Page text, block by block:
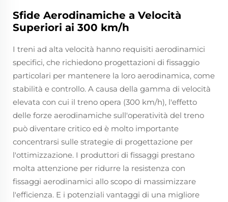
Sfide Aerodinamiche a Velocità
Superiori ai 300 km/h
I treni ad alta velocità hanno requisiti aerodinamici
specifici, che richiedono progettazioni di fissaggio
particolari per mantenere la loro aerodinamica, come
stabilità e controllo. A causa della gamma di velocità
elevata con cui il treno opera (300 km/h), l'effetto
delle forze aerodinamiche sull'operatività del treno
può diventare critico ed è molto importante
concentrarsi sulle strategie di progettazione per
l'ottimizzazione. I produttori di fissaggi prestano
molta attenzione per ridurre la resistenza con
fissaggi aerodinamici allo scopo di massimizzare
l'efficienza. E i potenziali vantaggi di una migliore